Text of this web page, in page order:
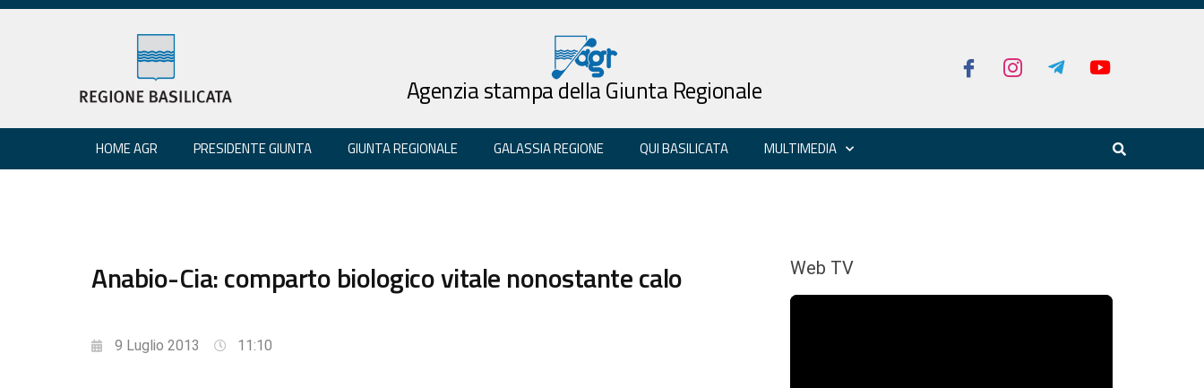
Agenzia stampa della Giunta Regionale
HOME AGR PRESIDENTE GIUNTA GIUNTA REGIONALE GALASSIA REGIONE QUI BASILICATA MULTIMEDIA
Anabio-Cia: comparto biologico vitale nonostante calo
9 Luglio 2013 11:10
Web TV